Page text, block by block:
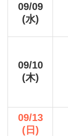
09/09
(水)
09/10
(木)
09/13
(日)